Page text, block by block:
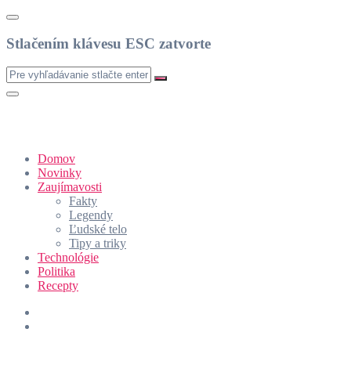
Stlačením klávesu ESC zatvorte
Domov
Novinky
Zaujímavosti
Fakty
Legendy
Ľudské telo
Tipy a triky
Technológie
Politika
Recepty